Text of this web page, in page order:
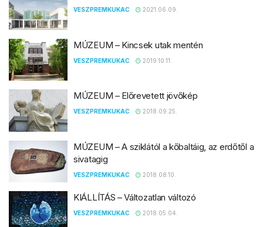
VESZPREMKUKAC 2021.06.09.
MÚZEUM – Kincsek utak mentén
VESZPREMKUKAC 2019.10.11.
MÚZEUM – Előrevetett jövőkép
VESZPREMKUKAC 2018.09.25.
MÚZEUM – A sziklától a kőbaltáig, az erdőtől a
sivatagig
VESZPREMKUKAC 2018.08.10.
KIÁLLÍTÁS – Változatlan változó
VESZPREMKUKAC 2018.05.04.